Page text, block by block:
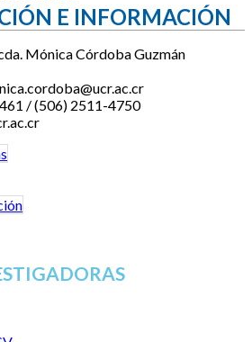
E INFORMACIÓN
Mónica Córdoba Guzmán
/ (506) 2511-4750